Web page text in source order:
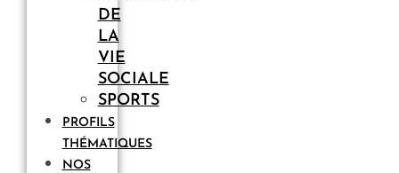
DE
LA
VIE
SOCIALE
SPORTS
PROFILS
THÉMATIQUES
NOS